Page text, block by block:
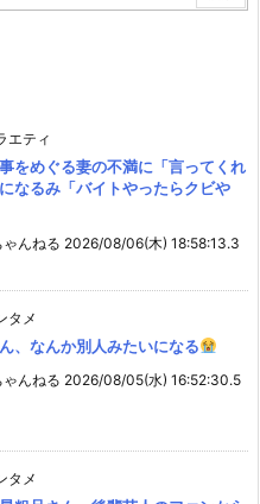
エティ
をめぐる妻の不満に「言ってくれ
なるみ「バイトやったらクビや
ゃんねる 2026/08/06(木) 18:58:13.3
タメ
、なんか別人みたいになる
ゃんねる 2026/08/05(水) 16:52:30.5
タメ